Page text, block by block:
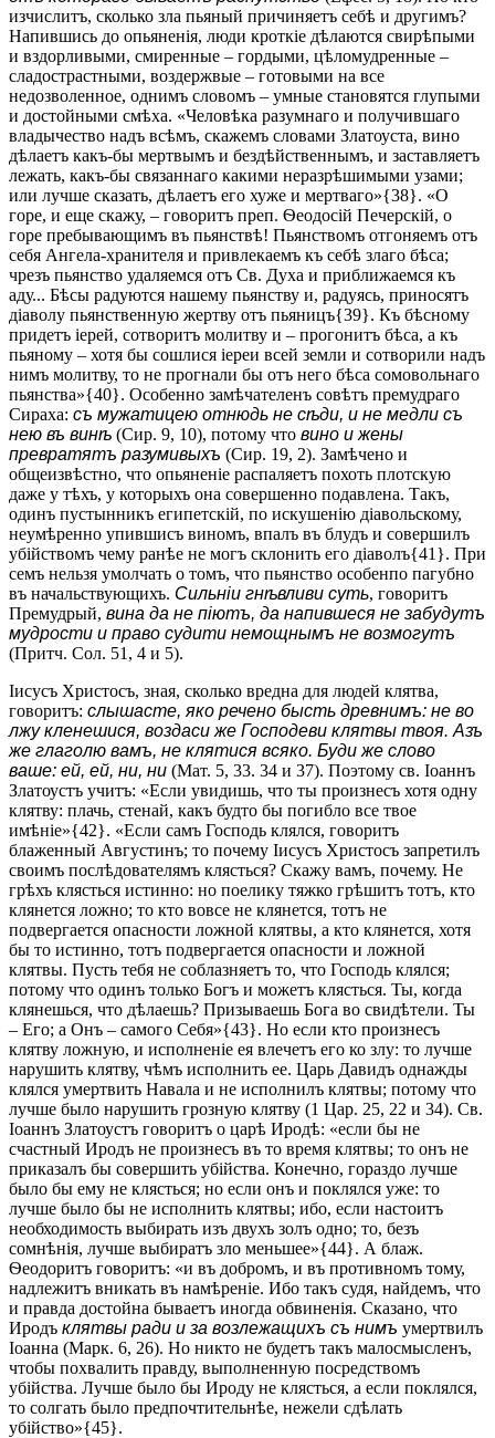
изчислитъ, сколько зла пьяный причиняетъ себѣ и другимъ?
Напившись до опьяненія, люди кроткіе дѣлаются свирѣпыми
и вздорливыми, смиренные – гордыми, цѣломудренные –
сладострастными, воздержвые – готовыми на все
недозволенное, однимъ словомъ – умные становятся глупыми
и достойными смѣха. «Человѣка разумнаго и получившаго
владычество надъ всѣмъ, скажемъ словами Златоуста, вино
дѣлаетъ какъ-бы мертвымъ и бездѣйственнымъ, и заставляетъ
лежать, какъ-бы связаннаго какими неразрѣшимыми узами;
или лучше сказать, дѣлаетъ его хуже и мертваго»{38}. «О
горе, и еще скажу, – говоритъ преп. Ѳеодосій Печерскій, о
горе пребывающимъ въ пьянствѣ! Пьянствомъ отгоняемъ отъ
себя Ангела-хранителя и привлекаемъ къ себѣ злаго бѣса;
чрезъ пьянство удаляемся отъ Св. Духа и приближаемся къ
аду... Бѣсы радуются нашему пьянству и, радуясь, приносятъ
діаволу пьянственную жертву отъ пьяницъ{39}. Къ бѣсному
придетъ іерей, сотворитъ молитву и – прогонитъ бѣса, а къ
пьяному – хотя бы сошлися іереи всей земли и сотворили надъ
нимъ молитву, то не прогнали бы отъ него бѣса сомовольнаго
пьянства»{40}. Особенно замѣчателенъ совѣтъ премудраго
Сираха: съ мужатицею отнюдь не сѣди, и не медли съ
нею въ винѣ (Сир. 9, 10), потому что вино и жены
превратятъ разумивыхъ (Сир. 19, 2). Замѣчено и
общеизвѣстно, что опьяненіе распаляетъ похоть плотскую
даже у тѣхъ, у которыхъ она совершенно подавлена. Такъ,
одинъ пустынникъ египетскій, по искушенію діавольскому,
неумѣренно упившисъ виномъ, впалъ въ блудъ и совершилъ
убійствомъ чему ранѣе не могъ склонить его діаволъ{41}. При
семъ нельзя умолчать о томъ, что пьянство особенпо пагубно
въ начальствующихъ. Сильніи гнѣвливи суть, говоритъ
Премудрый, вина да не піютъ, да напившеся не забудутъ
мудрости и право судити немощнымъ не возмогутъ
(Притч. Сол. 51, 4 и 5).
Іисусъ Христосъ, зная, сколько вредна для людей клятва,
говоритъ: слышасте, яко речено бысть древнимъ: не во
лжу кленешися, воздаси же Господеви клятвы твоя. Азъ
же глаголю вамъ, не клятися всяко. Буди же слово
ваше: ей, ей, ни, ни (Мат. 5, 33. 34 и 37). Поэтому св. Іоаннъ
Златоустъ учитъ: «Если увидишь, что ты произнесъ хотя одну
клятву: плачь, стенай, какъ будто бы погибло все твое
имѣніе»{42}. «Если самъ Господь клялся, говоритъ
блаженный Августинъ; то почему Іисусъ Христосъ запретилъ
своимъ послѣдователямъ клясться? Скажу вамъ, почему. Не
грѣхъ клясться истинно: но поелику тяжко грѣшитъ тотъ, кто
клянется ложно; то кто вовсе не клянется, тотъ не
подвергается опасности ложной клятвы, а кто клянется, хотя
бы то истинно, тотъ подвергается опасности и ложной
клятвы. Пусть тебя не соблазняетъ то, что Господь клялся;
потому что одинъ только Богъ и можетъ клясться. Ты, когда
клянешься, что дѣлаешь? Призываешь Бога во свидѣтели. Ты
– Его; а Онъ – самого Себя»{43}. Но если кто произнесъ
клятву ложную, и исполненіе ея влечетъ его ко злу: то лучше
нарушить клятву, чѣмъ исполнить ее. Царь Давидъ однажды
клялся умертвить Навала и не исполнилъ клятвы; потому что
лучше было нарушить грозную клятву (1 Цар. 25, 22 и 34). Св.
Іоаннъ Златоустъ говоритъ о царѣ Иродѣ: «если бы не
счастный Иродъ не произнесъ въ то время клятвы; то онъ не
приказалъ бы совершить убійства. Конечно, гораздо лучше
было бы ему не клясться; но если онъ и поклялся уже: то
лучше было бы не исполнить клятвы; ибо, если настоитъ
необходимость выбирать изъ двухъ золъ одно; то, безъ
сомнѣнія, лучше выбиратъ зло меньшее»{44}. А блаж.
Ѳеодоритъ говоритъ: «и въ добромъ, и въ противномъ тому,
надлежитъ вникать въ намѣреніе. Ибо такъ судя, найдемъ, что
и правда достойна бываетъ иногда обвиненія. Сказано, что
Иродъ клятвы ради и за возлежащихъ съ нимъ умертвилъ
Іоанна (Марк. 6, 26). Но никто не будетъ такъ малосмысленъ,
чтобы похвалить правду, выполненную посредствомъ
убійства. Лучше было бы Ироду не клясться, а если поклялся,
то солгать было предпочтительнѣе, нежели сдѣлать
убійство»{45}.